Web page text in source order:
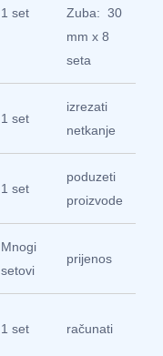
1 set
Zuba: 30
mm x 8
seta
1 set
izrezati
netkanje
1 set
poduzeti
proizvode
Mnogi
setovi
prijenos
1 set računati